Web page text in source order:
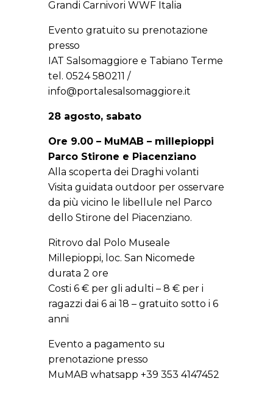
Grandi Carnivori WWF Italia
Evento gratuito su prenotazione
presso
IAT Salsomaggiore e Tabiano Terme
tel. 0524 580211 /
info@portalesalsomaggiore.it
28 agosto, sabato
Ore 9.00 – MuMAB – millepioppi
Parco Stirone e Piacenziano
Alla scoperta dei Draghi volanti
Visita guidata outdoor per osservare
da più vicino le libellule nel Parco
dello Stirone del Piacenziano.
Ritrovo dal Polo Museale
Millepioppi, loc. San Nicomede
durata 2 ore
Costi 6 € per gli adulti – 8 € per i
ragazzi dai 6 ai 18 – gratuito sotto i 6
anni
Evento a pagamento su
prenotazione presso
MuMAB whatsapp +39 353 4147452